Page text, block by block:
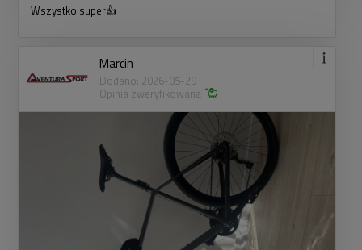
Wszystko super👍
Marcin
Dodano: 2026-05-29
Opinia zweryfikowana